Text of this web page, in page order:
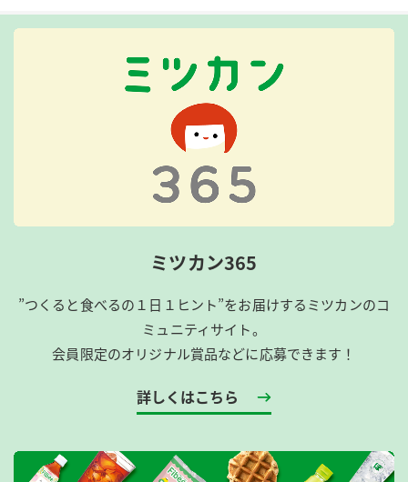
ミツカン365
”つくると食べるの１日１ヒント”をお届けするミツカンのコ
ミュニティサイト。
会員限定のオリジナル賞品などに応募できます！
詳しくはこちら